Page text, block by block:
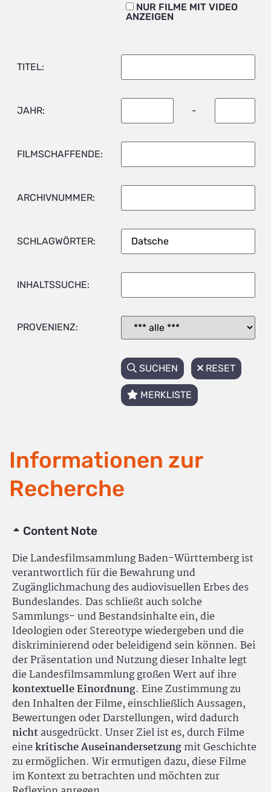
NUR FILME MIT VIDEO
ANZEIGEN
TITEL:
JAHR: -
FILMSCHAFFENDE:
ARCHIVNUMMER:
SCHLAGWÖRTER:
INHALTSSUCHE:
PROVENIENZ:
SUCHEN RESET
MERKLISTE
Informationen zur
Recherche
Content Note
Die Landesfilmsammlung Baden-Württemberg ist
verantwortlich für die Bewahrung und
Zugänglichmachung des audiovisuellen Erbes des
Bundeslandes. Das schließt auch solche
Sammlungs- und Bestandsinhalte ein, die
Ideologien oder Stereotype wiedergeben und die
diskriminierend oder beleidigend sein können. Bei
der Präsentation und Nutzung dieser Inhalte legt
die Landesfilmsammlung großen Wert auf ihre
kontextuelle Einordnung. Eine Zustimmung zu
den Inhalten der Filme, einschließlich Aussagen,
Bewertungen oder Darstellungen, wird dadurch
nichtausgedrückt. Unser Ziel ist es, durch Filme
einekritische Auseinandersetzungmit Geschichte
zu ermöglichen. Wir ermutigen dazu, diese Filme
im Kontext zu betrachten und möchten zur